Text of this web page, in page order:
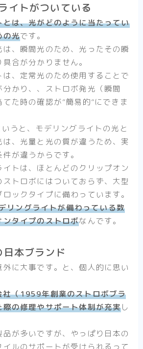
イトがついている
は、光がどのように当たってい
の光です。
は、瞬間光のため、光ったその瞬
合が分かりません。
、定常光のため使用することで
かり、、ストロボ発光（瞬間
た時の確認が”簡易的”にできま
うと、モデリングライトの光と
は、光量と光の質が違うため、実
が違うからです。
トは、ほとんどのクリップオン
トロボにはついておらず、大型
ックタイプに備わっています。
リングライトが備わっている数
タイプのストロボなんです。
本ブランド
に大事です。と、個人的に思い
（1959年創業のストロボブラ
の修理やサポート体制が充実し
が多いですが、やっぱり日本の
ルのサポートが受けられるって